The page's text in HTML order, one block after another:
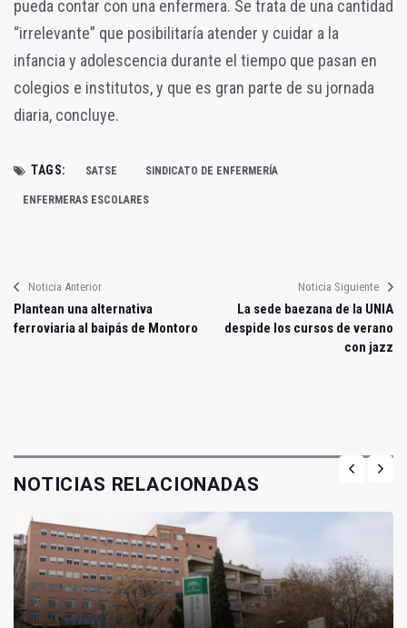
pueda contar con una enfermera. Se trata de una cantidad
“irrelevante” que posibilitaría atender y cuidar a la
infancia y adolescencia durante el tiempo que pasan en
colegios e institutos, y que es gran parte de su jornada
diaria, concluye.
TAGS: SATSE SINDICATO DE ENFERMERÍA
ENFERMERAS ESCOLARES
Noticia Anterior
Plantean una alternativa
ferroviaria al baipás de Montoro
Noticia Siguiente
La sede baezana de la UNIA
despide los cursos de verano
con jazz
NOTICIAS RELACIONADAS